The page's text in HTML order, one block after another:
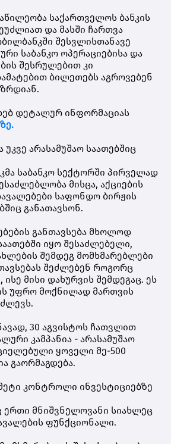
საქართველოს ბანკის
და მასში ჩართვა
შესვლისთანავე
საბანკო ოპერაციებისა და
შესრულებით კი
ბილეთებს აგროვებენ
დეტალურ ინფორმაციას
არასამუშაო საათებშიც
საბანკო სექტორში პირველად
მისცა, აქციების
საფონდო ბირჟის
განათავსონ.
განთავსება მხოლოდ
იყო შესაძლებელი,
შემდეგ მომხმარებლები
შეძლებენ როგორც
ისე მისი დახურვის შემდეგაც. ეს
უფრო მოქნილად მართვის
30 აგვისტოს ჩათვლით
კამპანია - არასამუშაო
ყოველი მე-500
გაორმაგდება.
კონტროლი ინვესტიციებზე
ერთი მნიშვნელოვანი სიახლეც
ფუნქციონალი.